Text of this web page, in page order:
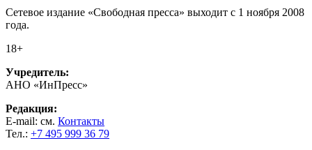
Сетевое издание «Свободная пресса» выходит с 1 ноября 2008
года.
18+
Учредитель:
АНО «ИнПресс»
Редакция:
E-mail: см. Контакты
Тел.: +7 495 999 36 79